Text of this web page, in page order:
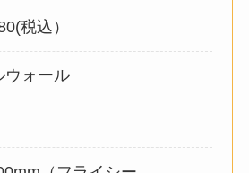
税込）
ウォール